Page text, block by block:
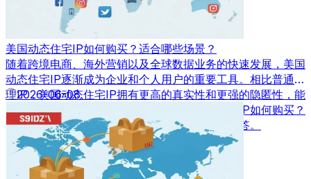
美国动态住宅IP如何购买？适合哪些场景？
随着跨境电商、海外营销以及全球数据业务的快速发展，美国
动态住宅IP逐渐成为企业和个人用户的重要工具。相比普通代
理IP，美国动态住宅IP拥有更高的真实性和更强的隐匿性，能
够满足多种业务场景需求。那么，美国动态住宅IP如何购买？
又适合应用在哪些场景中呢？本文将为您详细解答。
2026-06-08